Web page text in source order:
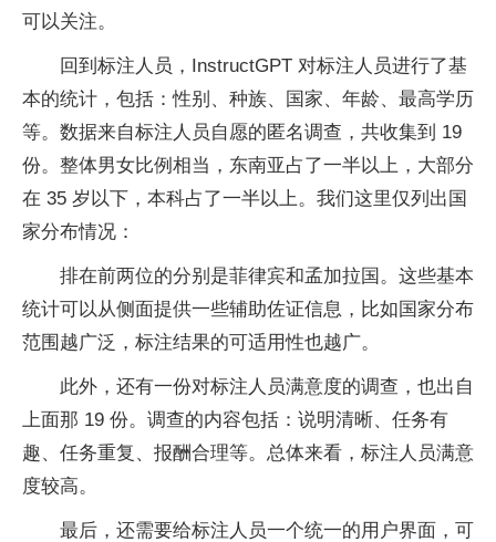
可以关注。
回到标注人员，InstructGPT 对标注人员进行了基
本的统计，包括：性别、种族、国家、年龄、最高学历
等。数据来自标注人员自愿的匿名调查，共收集到 19
份。整体男女比例相当，东南亚占了一半以上，大部分
在 35 岁以下，本科占了一半以上。我们这里仅列出国
家分布情况：
排在前两位的分别是菲律宾和孟加拉国。这些基本
统计可以从侧面提供一些辅助佐证信息，比如国家分布
范围越广泛，标注结果的可适用性也越广。
此外，还有一份对标注人员满意度的调查，也出自
上面那 19 份。调查的内容包括：说明清晰、任务有
趣、任务重复、报酬合理等。总体来看，标注人员满意
度较高。
最后，还需要给标注人员一个统一的用户界面，可